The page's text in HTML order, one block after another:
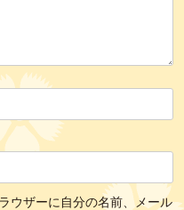
ウザーに自分の名前、メール